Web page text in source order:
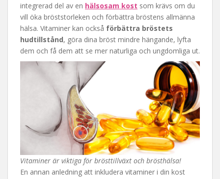
integrerad del av en hälsosam kost som krävs om du
vill öka bröststorleken och förbättra bröstens allmänna
hälsa. Vitaminer kan också förbättra bröstets
hudtillstånd, göra dina bröst mindre hängande, lyfta
dem och få dem att se mer naturliga och ungdomliga ut.
Vitaminer är viktiga för brösttillväxt och brösthälsa!
En annan anledning att inkludera vitaminer i din kost